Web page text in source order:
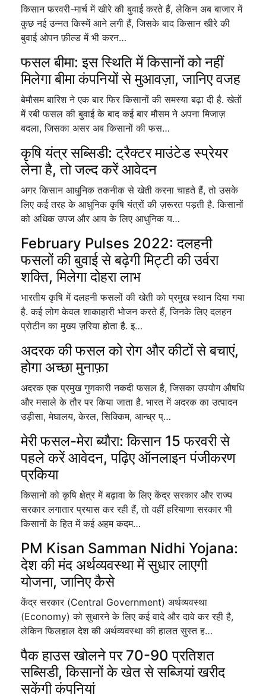
किसान फरवरी-मार्च में खीरे की बुवाई करते हैं, लेकिन अब बाजार में
कुछ नई उन्नत किस्में आने लगी हैं, जिसके बाद किसान खीरे की
बुवाई ओपन फ़ील्ड में भी करन…
फसल बीमा: इस स्थिति में किसानों को नहीं
मिलेगा बीमा कंपनियों से मुआवज़ा, जानिए वजह
बेमौसम बारिश ने एक बार फिर किसानों की समस्या बढ़ा दी है. खेतों
में रबी फसल की बुवाई के बाद कई बार मौसम ने अपना मिजाज़
बदला, जिसका असर अब किसानों की फस…
कृषि यंत्र सब्सिडी: ट्रैक्टर माउंटेड स्प्रेयर
लेना है, तो जल्द करें आवेदन
अगर किसान आधुनिक तकनीक से खेती करना चाहते हैं, तो उसके
लिए कई तरह के आधुनिक कृषि यंत्रों की ज़रूरत पड़ती है. किसानों
को अधिक उपज और आय के लिए आधुनिक य…
February Pulses 2022: दलहनी
फसलों की बुवाई से बढ़ेगी मिट्टी की उर्वरा
शक्ति, मिलेगा दोहरा लाभ
भारतीय कृषि में दलहनी फसलों की खेती को प्रमुख स्थान दिया गया
है. कई लोग केवल शाकाहारी भोजन करते हैं, जिनके लिए दलहन
प्रोटीन का मुख्य ज़रिया होता है. इ…
अदरक की फसल को रोग और कीटों से बचाएं,
होगा अच्छा मुनाफ़ा
अदरक एक प्रमुख गुणकारी नकदी फसल है, जिसका उपयोग औषधि
और मसाले के तौर पर किया जाता है. भारत में अदरक का उत्पादन
उड़ीसा, मेघालय, केरल, सिक्किम, आन्ध्र प्…
मेरी फसल-मेरा ब्यौरा: किसान 15 फरवरी से
पहले करें आवेदन, पढ़िए ऑनलाइन पंजीकरण
प्रकिया
किसानों को कृषि क्षेत्र में बढ़ावा के लिए केंद्र सरकार और राज्य
सरकार लगातार प्रयास कर रही हैं, तो वहीं हरियाणा सरकार भी
किसानों के हित में कई अहम कदम…
PM Kisan Samman Nidhi Yojana:
देश की मंद अर्थव्यवस्था में सुधार लाएगी
योजना, जानिए कैसे
केंद्र सरकार (Central Government) अर्थव्यवस्था
(Economy) को सुधारने के लिए कई वादे और दावे कर रही है,
लेकिन फिलहाल देश की अर्थव्यवस्था की हालत सुस्त ह…
पैक हाउस खोलने पर 70-90 प्रतिशत
सब्सिडी, किसानों के खेत से सब्जियां खरीद
सकेंगी कंपनियां